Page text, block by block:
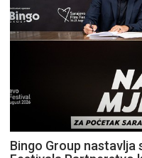
Bingo Group